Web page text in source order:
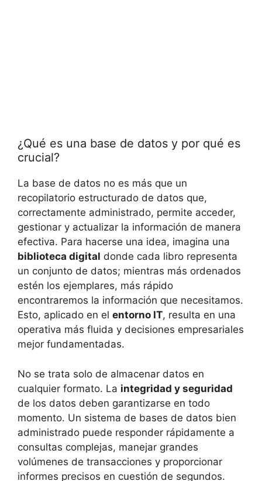
¿Qué es una base de datos y por qué es
crucial?
La base de datos no es más que un
recopilatorio estructurado de datos que,
correctamente administrado, permite acceder,
gestionar y actualizar la información de manera
efectiva. Para hacerse una idea, imagina una
biblioteca digital donde cada libro representa
un conjunto de datos; mientras más ordenados
estén los ejemplares, más rápido
encontraremos la información que necesitamos.
Esto, aplicado en el entorno IT, resulta en una
operativa más fluida y decisiones empresariales
mejor fundamentadas.
No se trata solo de almacenar datos en
cualquier formato. La integridad y seguridad
de los datos deben garantizarse en todo
momento. Un sistema de bases de datos bien
administrado puede responder rápidamente a
consultas complejas, manejar grandes
volúmenes de transacciones y proporcionar
informes precisos en cuestión de segundos.